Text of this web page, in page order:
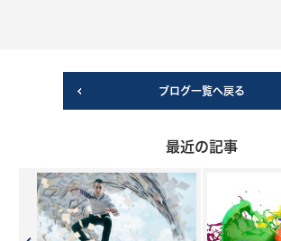
ブログ一覧へ戻る
最近の記事